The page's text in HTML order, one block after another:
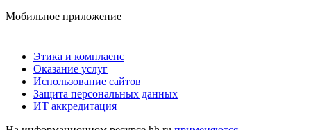
Мобильное приложение
Этика и комплаенс
Оказание услуг
Использование сайтов
Защита персональных данных
ИТ аккредитация